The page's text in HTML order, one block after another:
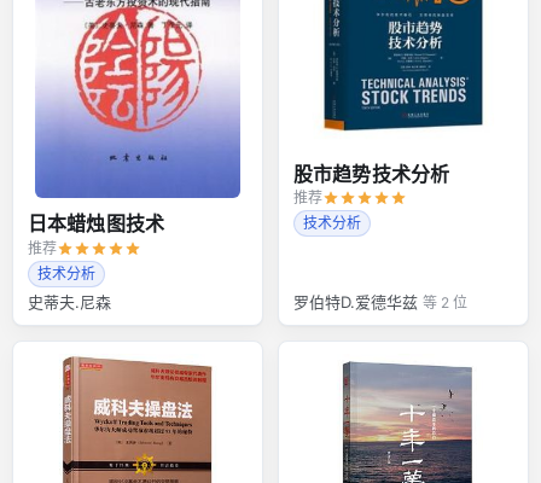
日本蜡烛图技术
推荐
技术分析
史蒂夫.尼森
股市趋势技术分析
推荐
技术分析
罗伯特D.爱德华兹 等 2 位